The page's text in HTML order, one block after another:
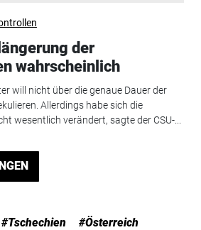
der
wahrscheinlich
will nicht über die genaue Dauer der
Allerdings habe sich die
wesentlich verändert, sagte der CSU-...
#Tschechien
#Österreich